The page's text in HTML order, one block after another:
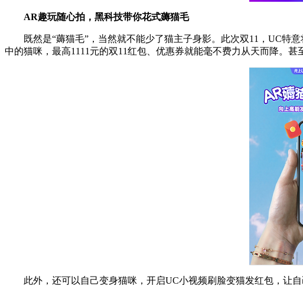
AR趣玩随心拍，黑科技带你花式薅猫毛
既然是“薅猫毛”，当然就不能少了猫主子身影。此次双11，UC特
中的猫咪，最高1111元的双11红包、优惠券就能毫不费力从天而降。
此外，还可以自己变身猫咪，开启UC小视频刷脸变猫发红包，让